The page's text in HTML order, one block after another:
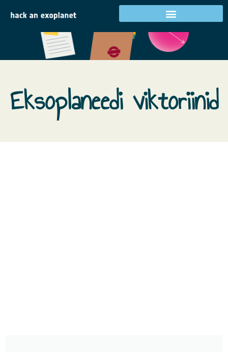
Eksoplaneedi viktoriinid